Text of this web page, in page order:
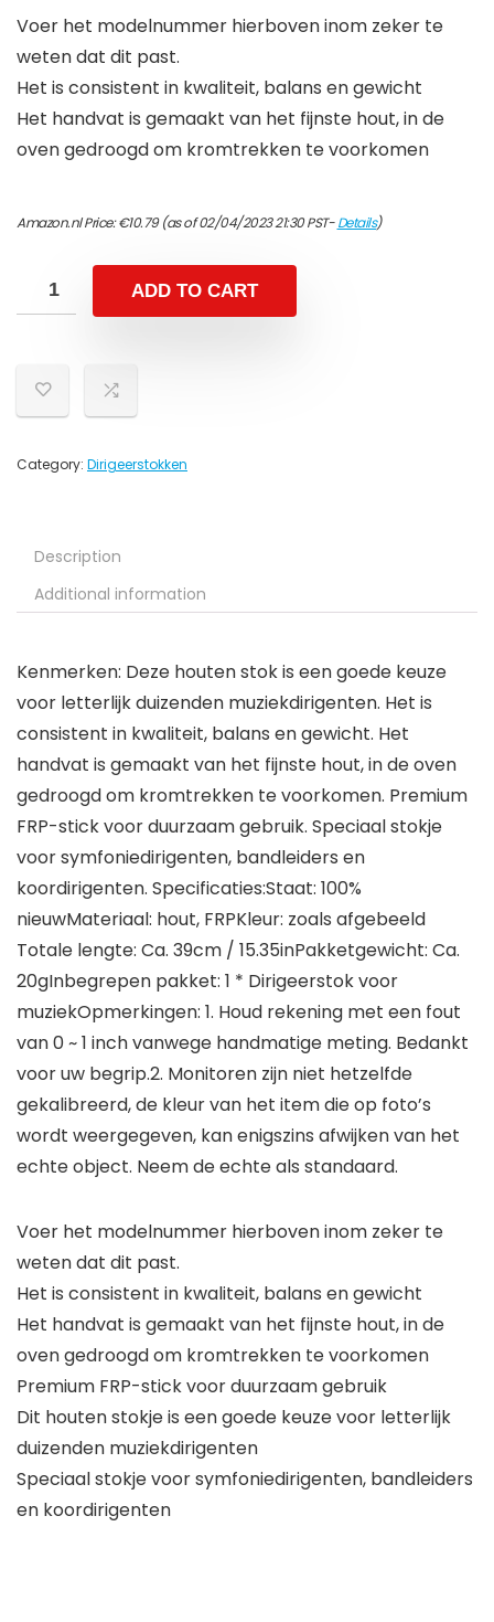
Voer het modelnummer hierboven inom zeker te
weten dat dit past.
Het is consistent in kwaliteit, balans en gewicht
Het handvat is gemaakt van het fijnste hout, in de
oven gedroogd om kromtrekken te voorkomen
Amazon.nl Price:€10.79(as of 02/04/2023 21:30 PST-Details)
ADD TO CART
Category: Dirigeerstokken
Description
Additional information
Kenmerken: Deze houten stok is een goede keuze
voor letterlijk duizenden muziekdirigenten. Het is
consistent in kwaliteit, balans en gewicht. Het
handvat is gemaakt van het fijnste hout, in de oven
gedroogd om kromtrekken te voorkomen. Premium
FRP-stick voor duurzaam gebruik. Speciaal stokje
voor symfoniedirigenten, bandleiders en
koordirigenten. Specificaties:Staat: 100%
nieuwMateriaal: hout, FRPKleur: zoals afgebeeld
Totale lengte: Ca. 39cm / 15.35inPakketgewicht: Ca.
20gInbegrepen pakket: 1 * Dirigeerstok voor
muziekOpmerkingen: 1. Houd rekening met een fout
van 0 ~ 1 inch vanwege handmatige meting. Bedankt
voor uw begrip.2. Monitoren zijn niet hetzelfde
gekalibreerd, de kleur van het item die op foto’s
wordt weergegeven, kan enigszins afwijken van het
echte object. Neem de echte als standaard.
Voer het modelnummer hierboven inom zeker te
weten dat dit past.
Het is consistent in kwaliteit, balans en gewicht
Het handvat is gemaakt van het fijnste hout, in de
oven gedroogd om kromtrekken te voorkomen
Premium FRP-stick voor duurzaam gebruik
Dit houten stokje is een goede keuze voor letterlijk
duizenden muziekdirigenten
Speciaal stokje voor symfoniedirigenten, bandleiders
en koordirigenten